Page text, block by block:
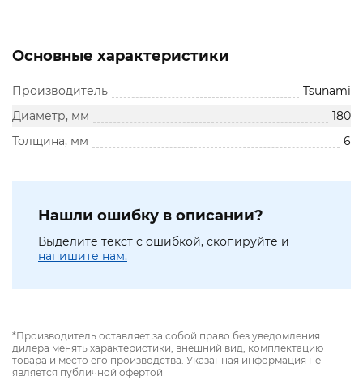
Основные характеристики
Производитель
Tsunami
Диаметр, мм
180
Толщина, мм
6
Нашли ошибку в описании?
Выделите текст с ошибкой, скопируйте и
напишите нам.
*Производитель оставляет за собой право без уведомления
дилера менять характеристики, внешний вид, комплектацию
товара и место его производства. Указанная информация не
является публичной офертой